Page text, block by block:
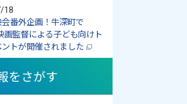
18
番外企画！牛深町で
画監督による子ども向けト
トが開催されました
をさがす